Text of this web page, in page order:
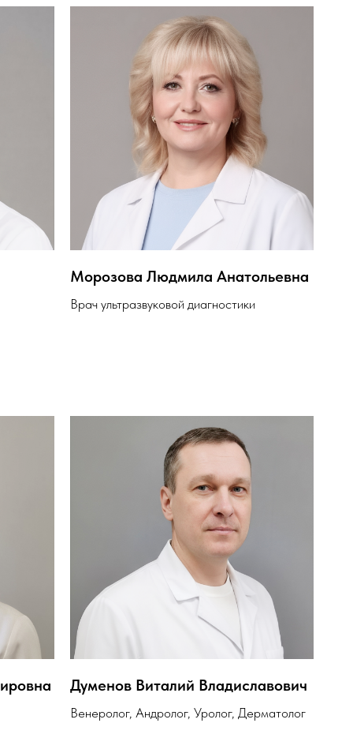
Морозова Людмила Анатольевна
Врач ультразвуковой диагностики
Думенов Виталий Владиславович
Венеролог, Андролог, Уролог, Дерматолог